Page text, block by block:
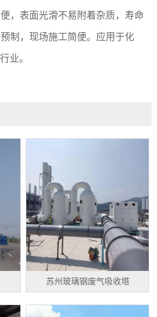
，表面光滑不易附着杂质，寿命
制，现场施工简便。应用于化
业。
苏州玻璃钢废气吸收塔